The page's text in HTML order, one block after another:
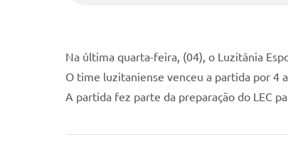
Na última quarta-feira, (04), o Luzitânia
O time luzitaniense venceu a partida por 4
A partida fez parte da preparação do LEC